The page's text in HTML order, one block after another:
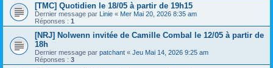
[TMC] Quotidien le 18/05 à partir de 19h15
Dernier message par Linie « Mer Mai 20, 2026 8:35 am
Réponses : 1
[NRJ] Nolwenn invitée de Camille Combal le 12/05 à partir de
18h
Dernier message par patchant « Jeu Mai 14, 2026 9:25 am
Réponses : 3